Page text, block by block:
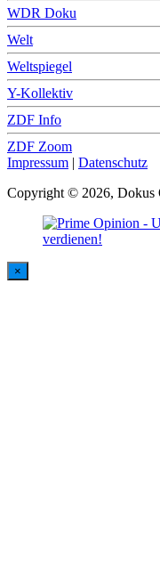
WDR Doku
Welt
Weltspiegel
Y-Kollektiv
ZDF Info
ZDF Zoom
Impressum | Datenschutz
Copyright © 2026, Dokus
×